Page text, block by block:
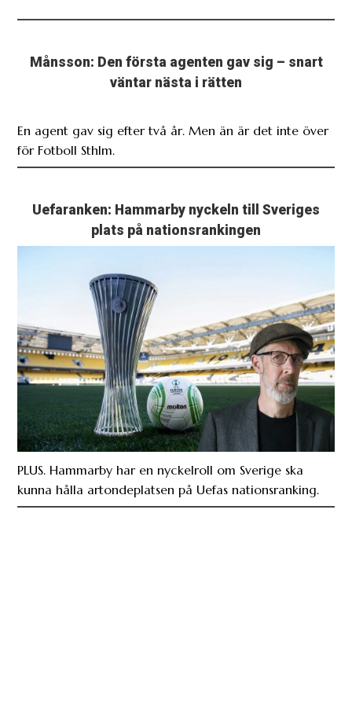
Månsson: Den första agenten gav sig – snart
väntar nästa i rätten
En agent gav sig efter två år. Men än är det inte över
för Fotboll Sthlm.
Uefaranken: Hammarby nyckeln till Sveriges
plats på nationsrankingen
PLUS. Hammarby har en nyckelroll om Sverige ska
kunna hålla artondeplatsen på Uefas nationsranking.